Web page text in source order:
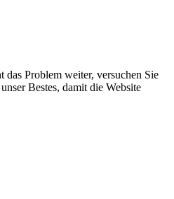
das Problem weiter, versuchen Sie
Bestes, damit die Website